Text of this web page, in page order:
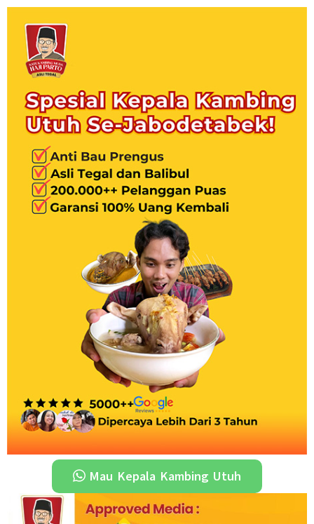
Mau Kepala Kambing Utuh